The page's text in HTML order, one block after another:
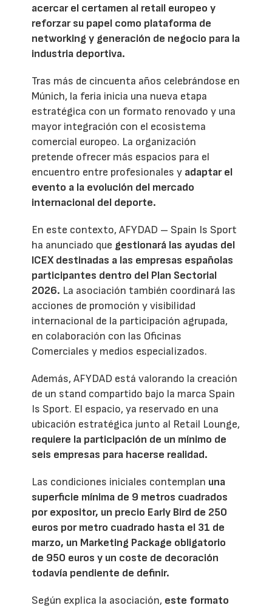
acercar el certamen al retail europeo y
reforzar su papel como plataforma de
networking y generación de negocio para la
industria deportiva.
Tras más de cincuenta años celebrándose en
Múnich, la feria inicia una nueva etapa
estratégica con un formato renovado y una
mayor integración con el ecosistema
comercial europeo. La organización
pretende ofrecer más espacios para el
encuentro entre profesionales y adaptar el
evento a la evolución del mercado
internacional del deporte.
En este contexto, AFYDAD – Spain Is Sport
ha anunciado que gestionará las ayudas del
ICEX destinadas a las empresas españolas
participantes dentro del Plan Sectorial
2026. La asociación también coordinará las
acciones de promoción y visibilidad
internacional de la participación agrupada,
en colaboración con las Oficinas
Comerciales y medios especializados.
Además, AFYDAD está valorando la creación
de un stand compartido bajo la marca Spain
Is Sport. El espacio, ya reservado en una
ubicación estratégica junto al Retail Lounge,
requiere la participación de un mínimo de
seis empresas para hacerse realidad.
Las condiciones iniciales contemplan una
superficie mínima de 9 metros cuadrados
por expositor, un precio Early Bird de 250
euros por metro cuadrado hasta el 31 de
marzo, un Marketing Package obligatorio
de 950 euros y un coste de decoración
todavía pendiente de definir.
Según explica la asociación, este formato